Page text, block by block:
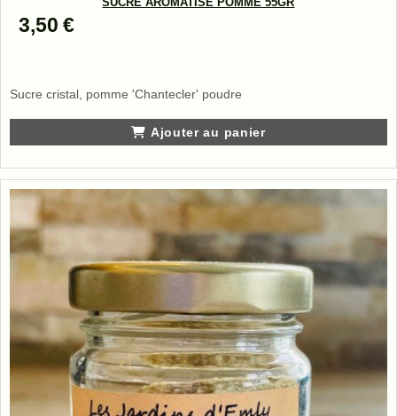
3,50 €
Sucre cristal, pomme 'Chantecler' poudre
Ajouter au panier